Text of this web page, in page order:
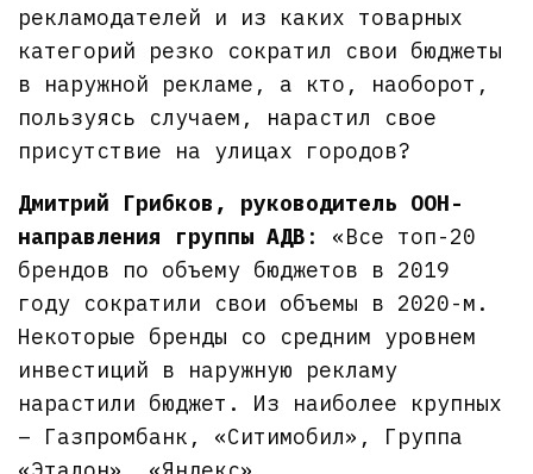
рекламодателей и из каких товарных
категорий резко сократил свои бюджеты
в наружной рекламе, а кто, наоборот,
пользуясь случаем, нарастил свое
присутствие на улицах городов?
Дмитрий Грибков, руководитель OOH-
направления группы АДВ : «Все топ-20
брендов по объему бюджетов в 2019
году сократили свои объемы в 2020-м.
Некоторые бренды со средним уровнем
инвестиций в наружную рекламу
нарастили бюджет. Из наиболее крупных
– Газпромбанк, «Ситимобил», Группа